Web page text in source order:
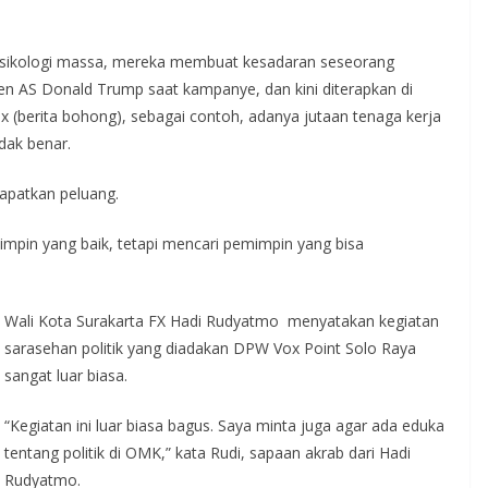
massa, mereka membuat kesadaran seseorang
AS Donald Trump saat kampanye, dan kini diterapkan di
bohong), sebagai contoh, adanya jutaan tenaga kerja
benar.
peluang.
yang baik, tetapi mencari pemimpin yang bisa
Wali Kota Surakarta FX Hadi Rudyatmo menyatakan kegiatan
sarasehan politik yang diadakan DPW Vox Point Solo Raya
sangat luar biasa.
“Kegiatan ini luar biasa bagus. Saya minta juga agar ada eduka
tentang politik di OMK,” kata Rudi, sapaan akrab dari Hadi
Rudyatmo.